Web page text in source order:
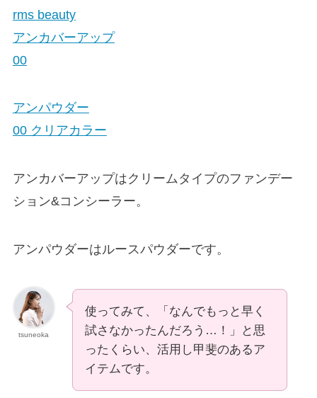
rms beauty
アンカバーアップ
00
アンパウダー
00 クリアカラー
アンカバーアップはクリームタイプのファンデー
ション&コンシーラー。
アンパウダーはルースパウダーです。
tsuneoka
使ってみて、「なんでもっと早く
試さなかったんだろう…！」と思
ったくらい、活用し甲斐のあるア
イテムです。